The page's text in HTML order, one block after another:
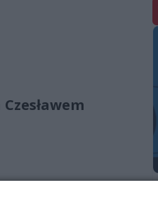
O budowie, jego